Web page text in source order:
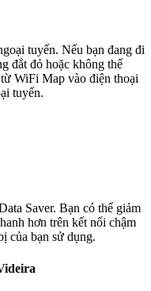
tuyến. Nếu bạn đang đi
đắt đỏ hoặc không thể
WiFi Map vào điện thoại
tuyến.
Saver. Bạn có thể giảm
hơn trên kết nối chậm
của bạn sử dụng.